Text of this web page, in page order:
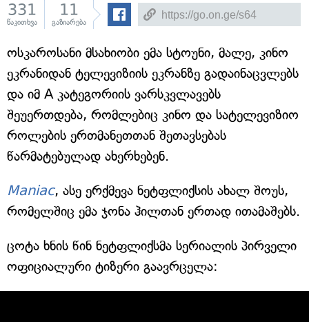
331
წაკითხვა
11
გაზიარება
ოსკაროსანი მსახიობი ემა სტოუნი, მალე, კინო
ეკრანიდან ტელევიზიის ეკრანზე გადაინაცვლებს
და იმ A კატეგორიის ვარსკვლავებს
შეუერთდება, რომლებიც კინო და სატელევიზიო
როლების ერთმანეთთან შეთავსებას
წარმატებულად ახერხებენ.
Maniac, ასე ერქმევა ნეტფლიქსის ახალ შოუს,
რომელშიც ემა ჯონა ჰილთან ერთად ითამაშებს.
ცოტა ხნის წინ ნეტფლიქსმა სერიალის პირველი
ოფიციალური ტიზერი გაავრცელა: